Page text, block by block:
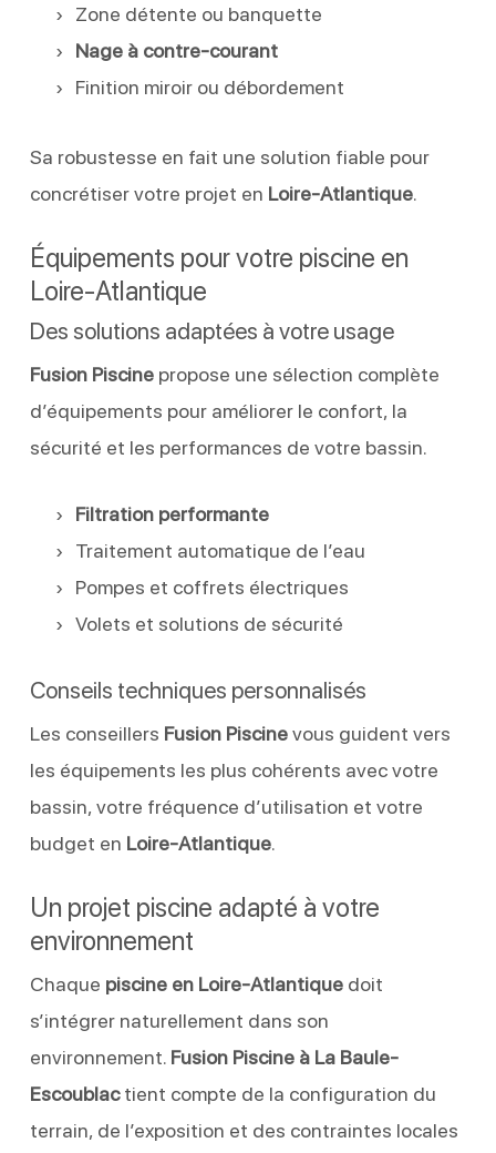
Zone détente ou banquette
Nage à contre-courant
Finition miroir ou débordement
Sa robustesse en fait une solution fiable pour
concrétiser votre projet en Loire-Atlantique.
Équipements pour votre piscine en
Loire-Atlantique
Des solutions adaptées à votre usage
Fusion Piscinepropose une sélection complète
d’équipements pour améliorer le confort, la
sécurité et les performances de votre bassin.
Filtration performante
Traitement automatique de l’eau
Pompes et coffrets électriques
Volets et solutions de sécurité
Conseils techniques personnalisés
Les conseillers Fusion Piscinevous guident vers
les équipements les plus cohérents avec votre
bassin, votre fréquence d’utilisation et votre
budget en Loire-Atlantique.
Un projet piscine adapté à votre
environnement
Chaque piscine en Loire-Atlantiquedoit
s’intégrer naturellement dans son
environnement. Fusion Piscine à La Baule-
Escoublactient compte de la configuration du
terrain, de l’exposition et des contraintes locales